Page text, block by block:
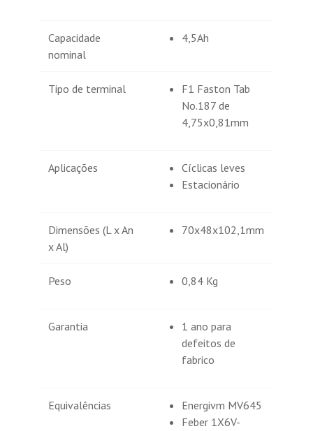
Capacidade
nominal
4,5Ah
Tipo de terminal
F1 Faston Tab
No.187 de
4,75x0,81mm
Aplicações
Cíclicas leves
Estacionário
Dimensões (L x An
x Al)
70x48x102,1mm
Peso 0,84 Kg
Garantia
1 ano para
defeitos de
fabrico
Equivalências
Energivm MV645
Feber 1X6V-